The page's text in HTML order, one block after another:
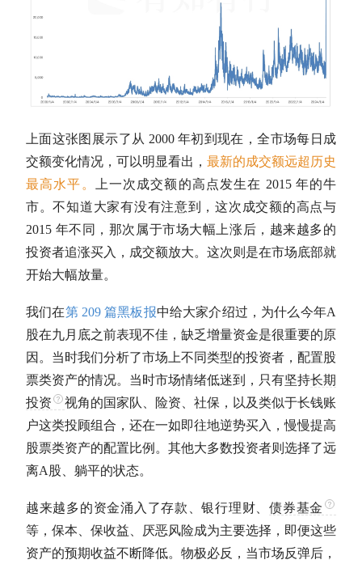
上面这张图展示了从 2000 年初到现在，全市场每日成
交额变化情况，可以明显看出， 最新的成交额远超历史
最高水平。
上一次成交额的高点发生在 2015 年的牛
市。不知道大家有没有注意到，这次成交额的高点与
2015 年不同，那次属于市场大幅上涨后，越来越多的
投资者追涨买入，成交额放大。这次则是在市场底部就
开始大幅放量。
我们在第 209 篇黑板报中给大家介绍过，为什么今年A
股在九月底之前表现不佳，缺乏增量资金是很重要的原
因。当时我们分析了市场上不同类型的投资者，配置股
票类资产的情况。当时市场情绪低迷到，只有坚持长期
投资
视角的国家队、险资、社保，以及类似于长钱账
户这类投顾组合，还在一如即往地逆势买入，慢慢提高
股票类资产的配置比例。其他大多数投资者则选择了远
离A股 、躺平的状态。
越来越多的资金涌入了存款、银行理财、债券基金
等，保本、保收益、厌恶风险成为主要选择，即便这些
资产的预期收益不断降低。物极必反，当市场反弹后，